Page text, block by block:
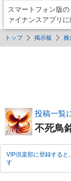
トップ 掲示板 株
スマートフォン版
ァイナンスアプリに
投稿一覧
不死鳥
VIP倶楽部に登録すると
す